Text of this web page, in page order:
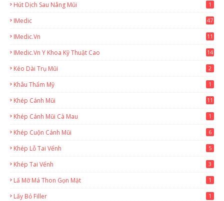
Hút Dịch Sau Nâng Mũi 1
IMedic 47
IMedic.vn
11
IMedic.vn Y Khoa Kỹ Thuật Cao 14
Kéo Dài Trụ Mũi 2
Khâu Thẩm Mỹ 1
Khép Cánh Mũi 11
Khép Cánh Mũi Cà Mau 1
Khép Cuộn Cánh Mũi 6
Khép Lỗ Tai Vểnh 5
Khép Tai Vểnh 3
Lấ Mỡ Má Thon Gọn Mặt 1
Lấy Bỏ Filler 1